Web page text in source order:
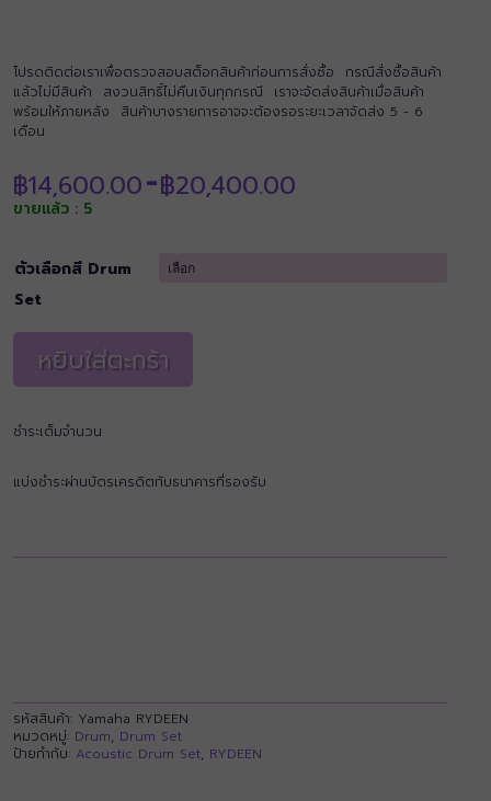
โปรดติดต่อเราเพื่อตรวจสอบสต็อกสินค้าก่อนการสั่งซื้อ กรณีสั่งซื้อสินค้า
แล้วไม่มีสินค้า สงวนสิทธิ์ไม่คืนเงินทุกกรณี เราจะจัดส่งสินค้าเมื่อสินค้า
พร้อมให้ภายหลัง สินค้าบางรายการอาจจะต้องรอระยะเวลาจัดส่ง 5 - 6
เดือน
฿14,600.00–฿20,400.00
ขายแล้ว : 5
ตัวเลือกสี Drum
Set
หยิบใส่ตะกร้า
ชำระเต็มจำนวน
แบ่งชำระผ่านบัตรเครดิตกับธนาคารที่รองรับ
รหัสสินค้า: Yamaha RYDEEN
หมวดหมู่: Drum, Drum Set
ป้ายกำกับ: Acoustic Drum Set, RYDEEN